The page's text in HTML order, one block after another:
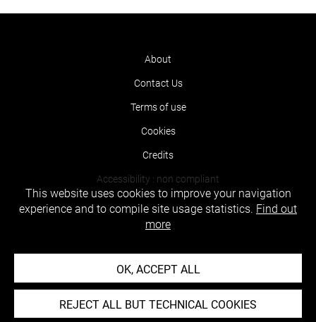
About
Contact Us
Terms of use
Cookies
Credits
Accessibility : non compliant
This website uses cookies to improve your navigation
experience and to compile site usage statistics. Find out
more
OK, ACCEPT ALL
REJECT ALL BUT TECHNICAL COOKIES